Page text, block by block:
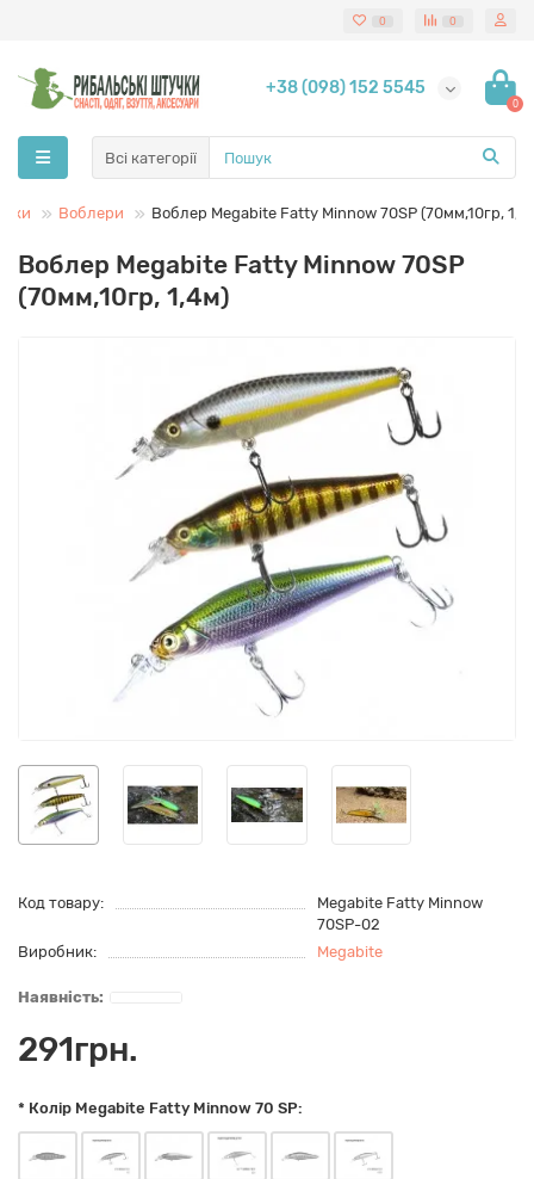
0 0
+38 (098) 152 5545
0
Всі категорії
Воблери Воблер Megabite Fatty Minnow 70SP (70мм,10гр,
Воблер Megabite Fatty Minnow 70SP
(70мм,10гр, 1,4м)
Код товару:
Megabite Fatty Minnow
70SP-02
Виробник:
Megabite
291грн.
* Колір Megabite Fatty Minnow 70 SP: